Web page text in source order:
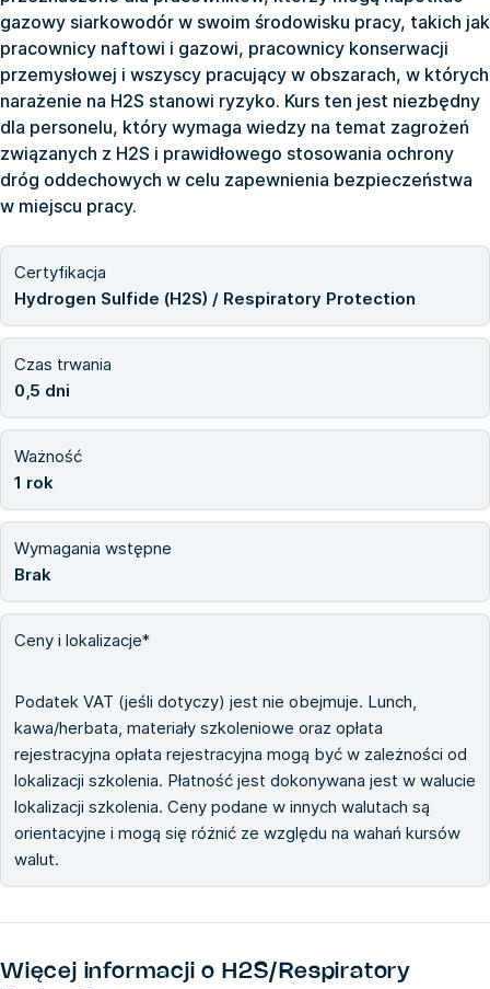
gazowy siarkowodór w swoim środowisku pracy, takich jak
pracownicy naftowi i gazowi, pracownicy konserwacji
przemysłowej i wszyscy pracujący w obszarach, w których
narażenie na H2S stanowi ryzyko. Kurs ten jest niezbędny
dla personelu, który wymaga wiedzy na temat zagrożeń
związanych z H2S i prawidłowego stosowania ochrony
dróg oddechowych w celu zapewnienia bezpieczeństwa
w miejscu pracy.
Certyfikacja
Hydrogen Sulfide (H2S) / Respiratory Protection
Czas trwania
0,5 dni
Ważność
1 rok
Wymagania wstępne
Brak
Ceny i lokalizacje*
Podatek VAT (jeśli dotyczy) jest nie obejmuje. Lunch,
kawa/herbata, materiały szkoleniowe oraz opłata
rejestracyjna opłata rejestracyjna mogą być w zależności od
lokalizacji szkolenia. Płatność jest dokonywana jest w walucie
lokalizacji szkolenia. Ceny podane w innych walutach są
orientacyjne i mogą się różnić ze względu na wahań kursów
walut.
Więcej informacji o H2S/Respiratory